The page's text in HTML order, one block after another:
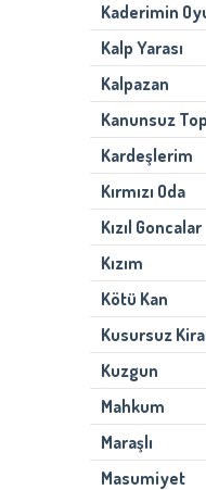
Kaderimin
Kalp Yarası
Kalpazan
Kanunsuz
Kardeşlerim
Kırmızı Oda
Kızıl Goncalar
Kızım
Kötü Kan
Kusursuz
Kuzgun
Mahkum
Maraşlı
Masumiyet